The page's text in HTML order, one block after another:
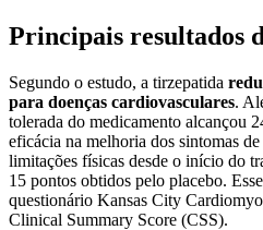
Principais resultados
Segundo o estudo, a tirzepatida
para doenças cardiovasculares.
tolerada do medicamento alcançou
eficácia na melhoria dos sintomas
limitações físicas desde o início do
15 pontos obtidos pelo placebo.
questionário Kansas City
Clinical Summary Score (CSS).